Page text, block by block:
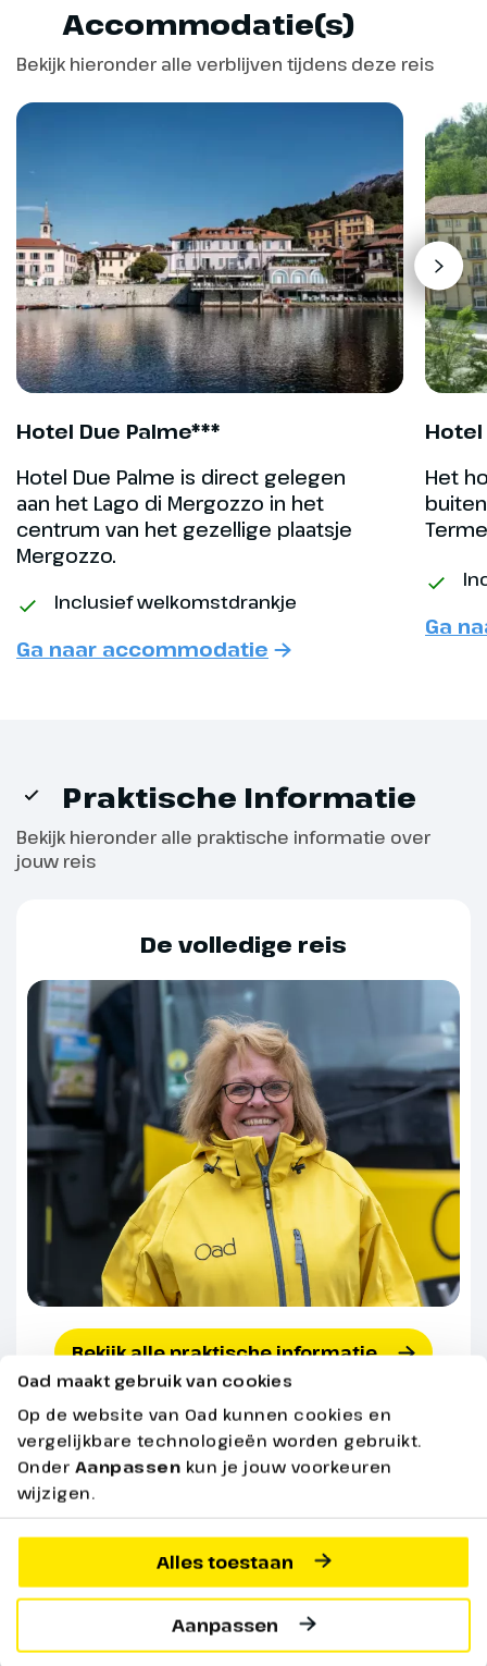
Oad maakt gebruik van cookies
Op de website van Oad kunnen cookies en
vergelijkbare technologieën worden gebruikt.
Onder Aanpassen kun je jouw voorkeuren
wijzigen.
Alles toestaan
Aanpassen
(optioneel, € 55,- p.p. bij boeking
staat bekend om haar prachtige
tuinen en het Paleis van de
verkeert in een uitstekende staat
en is één van de mooiste en best
bewaarde barokke paleizen in dit
deel van Italië! Ook kan je ervoor
kiezen om heerlijk aan het meer
bij het hotel te blijven.
Optioneel
Excursie Isola Bella en
Excursie Isola Bella incl.
Palazzo Borromeo (€
55,- p.p.)
Dag 6
315 km
Na een vroeg ontbijt vertrekken
we in de richting van de
prachtige wijnstreek Piemonte.
We doen de eerste indrukken van
het heuvelachtige binnenland op
terwijl we naar de stad Asti
rijden, vooral bekend van de wijn
Asti Spumante en de bijna
duizend jaar oude bakstenen
Duomo. Ook bezoeken we
vanmiddag de prachtige abdij
Santa Maria di Vezzolano. We
verblijven vijf nachten in Acqui
Terme.
Accommodatie(s)
Bekijk hieronder alle verblijven tijdens deze reis
Hotel Due Palme***
Hotel Due Palme is direct gelegen
aan het Lago di Mergozzo in het
centrum van het gezellige plaatsje
Mergozzo.
Inclusief welkomstdrankje
Ga naar accommodatie
Het
Ga
Praktische Informatie
Bekijk hieronder alle praktische informatie over
jouw reis
Altijd inbegrepen
Reis per Comfort Class bus o.l.v.
chauffeur/reisleider
Verblijf in een 2-persoonskamer met bad
of douche en toilet
De volledige reis
Bekijk alle praktische informatie